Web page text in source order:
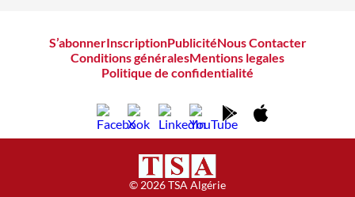
S’abonnerInscriptionPublicitéNous Contacter
Conditions généralesMentions legales
Politique de confidentialité
© 2026 TSA Algérie